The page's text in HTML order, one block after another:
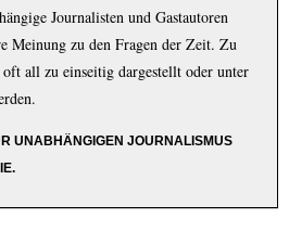
Journalisten und Gastautoren
Meinung zu den Fragen der Zeit. Zu
oft all zu einseitig dargestellt oder unter
UNABHÄNGIGEN JOURNALISMUS